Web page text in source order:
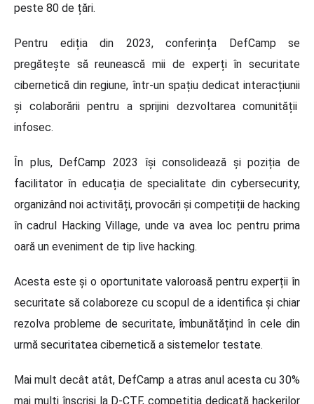
peste 80 de țări.
Pentru ediția din 2023, conferința DefCamp se
pregătește să reunească mii de experți în securitate
cibernetică din regiune, într-un spațiu dedicat interacțiunii
și colaborării pentru a sprijini dezvoltarea comunității
infosec.
În plus, DefCamp 2023 își consolidează și poziția de
facilitator în educația de specialitate din cybersecurity,
organizând noi activități, provocări și competiții de hacking
în cadrul Hacking Village, unde va avea loc pentru prima
oară un eveniment de tip live hacking.
Acesta este și o oportunitate valoroasă pentru experții în
securitate să colaboreze cu scopul de a identifica și chiar
rezolva probleme de securitate, îmbunătățind în cele din
urmă securitatea cibernetică a sistemelor testate.
Mai mult decât atât, DefCamp a atras anul acesta cu 30%
mai mulți înscriși la D-CTF, competiția dedicată hackerilor